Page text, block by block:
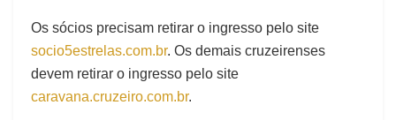
Os sócios precisam retirar o ingresso pelo site
socio5estrelas.com.br. Os demais cruzeirenses
devem retirar o ingresso pelo site
caravana.cruzeiro.com.br.